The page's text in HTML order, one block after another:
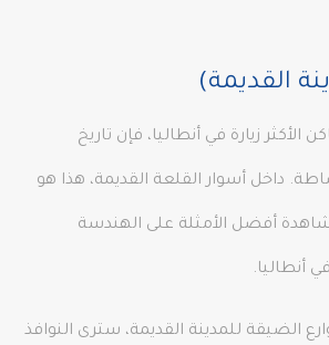
القديمة)
الأكثر زيارة في أنطاليا، فإن تاريخ
داخل أسوار القلعة القديمة، هذا هو
أفضل الأمثلة على الهندسة
أنطاليا.
الضيقة للمدينة القديمة، سترى النوافذ